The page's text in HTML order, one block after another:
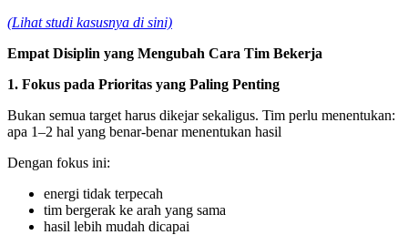
(Lihat studi kasusnya di sini)
Empat Disiplin yang Mengubah Cara Tim Bekerja
1. Fokus pada Prioritas yang Paling Penting
Bukan semua target harus dikejar sekaligus. Tim perlu menentukan:
apa 1–2 hal yang benar-benar menentukan hasil
Dengan fokus ini:
energi tidak terpecah
tim bergerak ke arah yang sama
hasil lebih mudah dicapai